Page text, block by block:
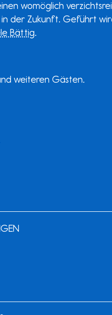
womöglich
der Zukunft. Geführt
Bättig.
weiteren Gästen.